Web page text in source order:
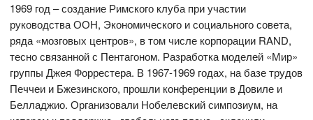
1969 год – создание Римского клуба при участии
руководства ООН, Экономического и социального совета,
ряда «мозговых центров», в том числе корпорации RAND,
тесно связанной с Пентагоном. Разработка моделей «Мир»
группы Джея Форрестера. В 1967-1969 годах, на базе трудов
Печчеи и Бжезинского, прошли конференции в Довиле и
Белладжио. Организовали Нобелевский симпозиум, на